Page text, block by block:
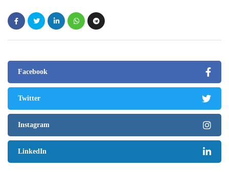
Facebook
Twitter
Instagram
LinkedIn